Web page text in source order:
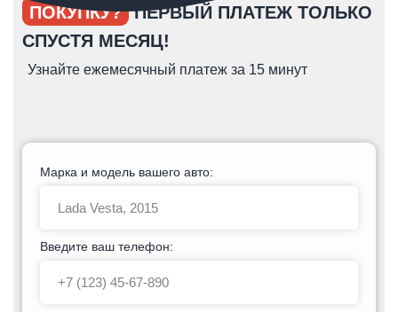
ПОКУПКУ? ПЕРВЫЙ ПЛАТЕЖ ТОЛЬКО
СПУСТЯ МЕСЯЦ!
Узнайте ежемесячный платеж за 15 минут
Марка и модель вашего авто:
Введите ваш телефон: